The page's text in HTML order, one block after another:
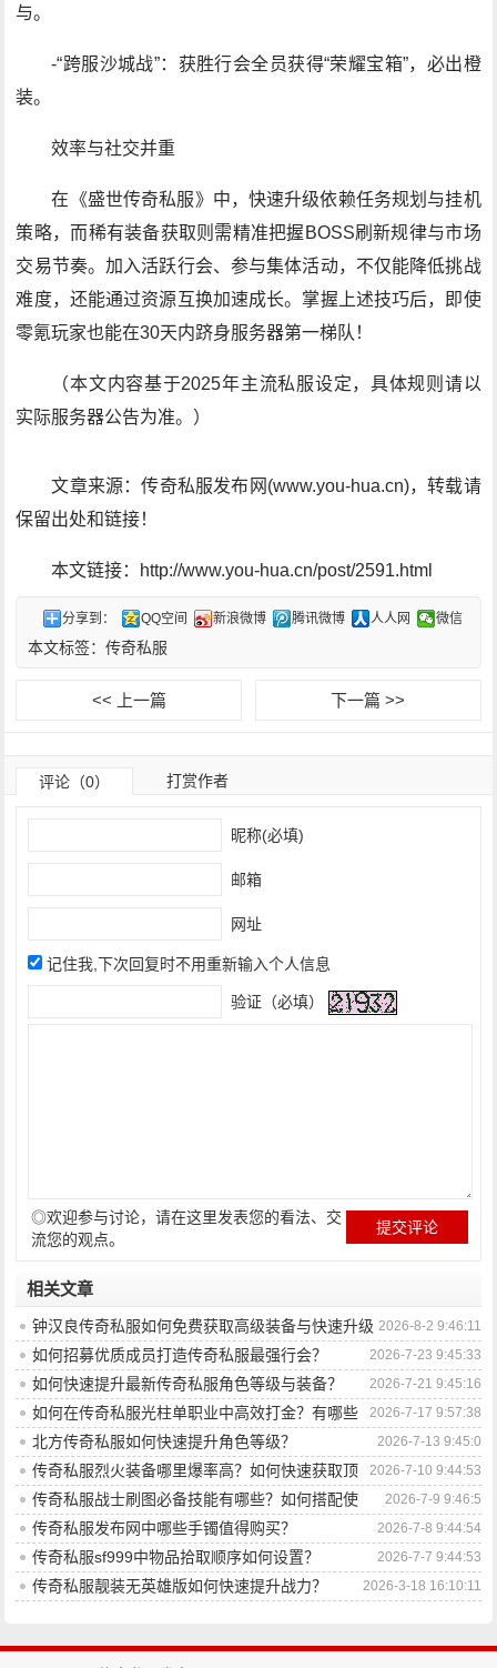
与。
-“跨服沙城战”：获胜行会全员获得“荣耀宝箱”，必出橙
装。
效率与社交并重
在《盛世传奇私服》中，快速升级依赖任务规划与挂机
策略，而稀有装备获取则需精准把握BOSS刷新规律与市场
交易节奏。加入活跃行会、参与集体活动，不仅能降低挑战
难度，还能通过资源互换加速成长。掌握上述技巧后，即使
零氪玩家也能在30天内跻身服务器第一梯队！
（本文内容基于2025年主流私服设定，具体规则请以
实际服务器公告为准。）
文章来源：传奇私服发布网(www.you-hua.cn)，转载请
保留出处和链接！
本文链接：http://www.you-hua.cn/post/2591.html
分享到： QQ空间 新浪微博 腾讯微博 人人网 微信
本文标签：传奇私服
<< 上一篇 下一篇 >>
评论（0） 打赏作者
昵称(必填)
邮箱
网址
记住我,下次回复时不用重新输入个人信息
验证（必填）
◎欢迎参与讨论，请在这里发表您的看法、交
流您的观点。
相关文章
2026-8-2 9:46:11
钟汉良传奇私服如何免费获取高级装备与快速升级
攻略？
2026-7-23 9:45:33
如何招募优质成员打造传奇私服最强行会？
2026-7-21 9:45:16
如何快速提升最新传奇私服角色等级与装备？
2026-7-17 9:57:38
如何在传奇私服光柱单职业中高效打金？有哪些
技巧与策略？
2026-7-13 9:45:0
北方传奇私服如何快速提升角色等级？
2026-7-10 9:44:53
传奇私服烈火装备哪里爆率高？如何快速获取顶
级装备？
2026-7-9 9:46:5
传奇私服战士刷图必备技能有哪些？如何搭配使
用？
2026-7-8 9:44:54
传奇私服发布网中哪些手镯值得购买？
2026-7-7 9:44:53
传奇私服sf999中物品拾取顺序如何设置？
2026-3-18 16:10:11
传奇私服靓装无英雄版如何快速提升战力？